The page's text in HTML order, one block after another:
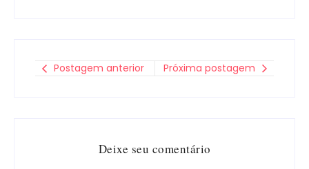
Postagem anterior Próxima postagem
Deixe seu comentário